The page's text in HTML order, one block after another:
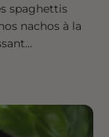
spaghettis
nachos à la